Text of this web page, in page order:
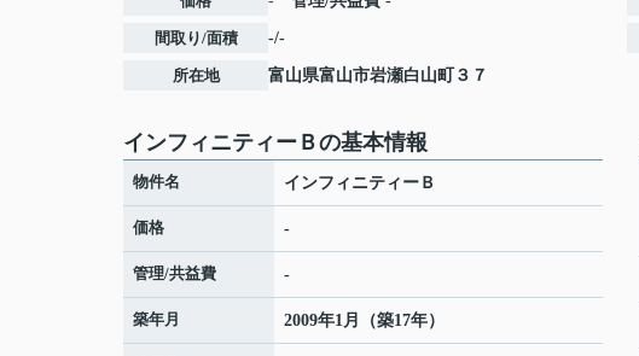
間取り/面積 -/-
所在地 富山県富山市岩瀬白山町 ３７
インフィニティーＢの基本情報
物件名 インフィニティーＢ
価格 -
管理/共益費 -
築年月 2009年1月（築17年）